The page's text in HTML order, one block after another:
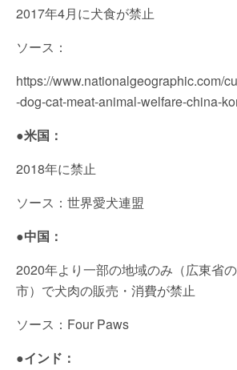
2017年4月に犬食が禁止
ソース：
https://www.nationalgeographic.com/
-dog-cat-meat-animal-welfare-china-
●米国：
2018年に禁止
ソース：世界愛犬連盟
●中国：
2020年より一部の地域のみ（広東省
市）で犬肉の販売・消費が禁止
ソース：Four Paws
●インド：